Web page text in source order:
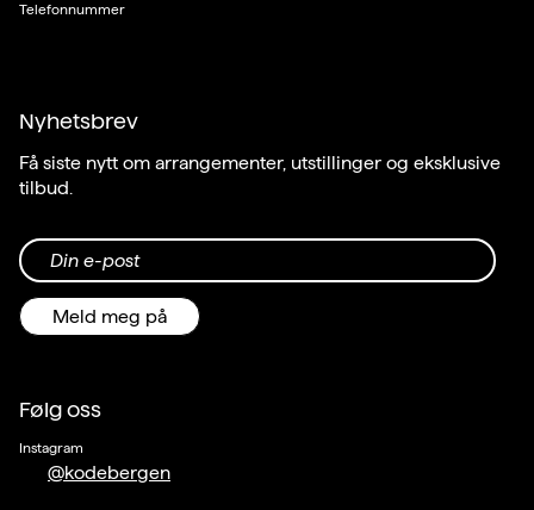
Telefonnummer
Nyhetsbrev
Få siste nytt om arrangementer, utstillinger og eksklusive
tilbud.
Din e-post
Meld meg på
Følg oss
Instagram
@kodebergen